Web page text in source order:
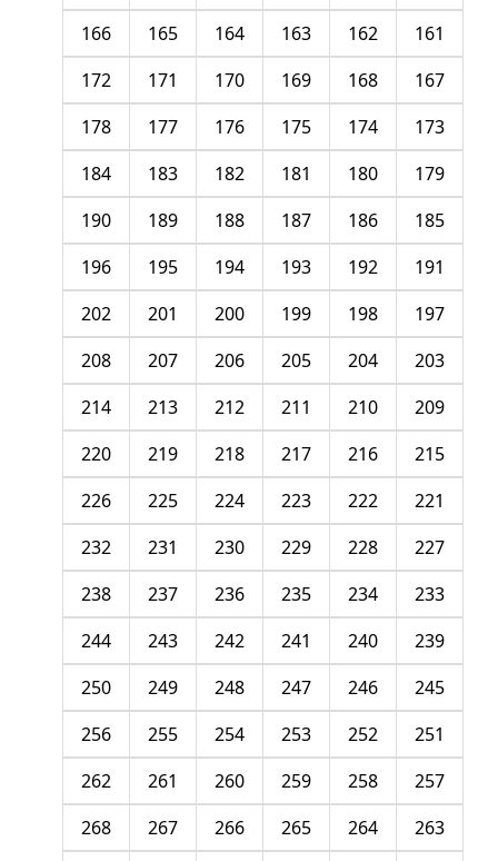
161
162
163
164
165
166
167
168
169
170
171
172
173
174
175
176
177
178
179
180
181
182
183
184
185
186
187
188
189
190
191
192
193
194
195
196
197
198
199
200
201
202
203
204
205
206
207
208
209
210
211
212
213
214
215
216
217
218
219
220
221
222
223
224
225
226
227
228
229
230
231
232
233
234
235
236
237
238
239
240
241
242
243
244
245
246
247
248
249
250
251
252
253
254
255
256
257
258
259
260
261
262
263
264
265
266
267
268